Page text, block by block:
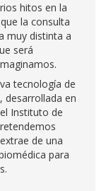
hitos en la
la consulta
muy distinta a
será
tecnología de
desarrollada en
Instituto de
de una
para